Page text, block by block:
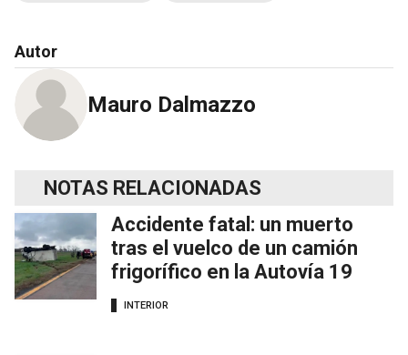
Autor
Mauro Dalmazzo
NOTAS RELACIONADAS
Accidente fatal: un muerto
tras el vuelco de un camión
frigorífico en la Autovía 19
INTERIOR